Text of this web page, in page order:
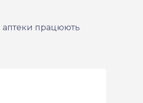
аптеки працюють